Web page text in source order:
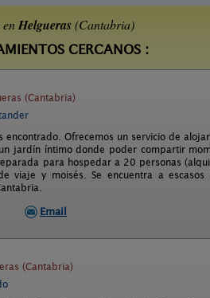
Helgueras(Cantabria)
CERCANOS :
(Cantabria)
Ofrecemos un servicio de
jardín íntimo donde poder compartir
para hospedar a 20 personas
viaje y moisés. Se encuentra a escasos
Email
(Cantabria)